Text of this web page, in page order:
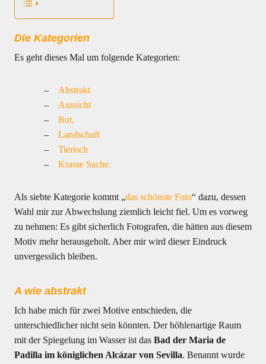
Die Kategorien
Es geht dieses Mal um folgende Kategorien:
Abstrakt
Aussicht
Rot,
Landschaft
Tierisch
Krasse Sache.
Als siebte Kategorie kommt „das schönste Foto“ dazu, dessen
Wahl mir zur Abwechslung ziemlich leicht fiel. Um es vorweg
zu nehmen: Es gibt sicherlich Fotografen, die hätten aus diesem
Motiv mehr herausgeholt. Aber mir wird dieser Eindruck
unvergesslich bleiben.
A wie abstrakt
Ich habe mich für zwei Motive entschieden, die
unterschiedlicher nicht sein könnten. Der höhlenartige Raum
mit der Spiegelung im Wasser ist das Bad der Maria de
Padilla im königlichen Alcázar von Sevilla. Benannt wurde